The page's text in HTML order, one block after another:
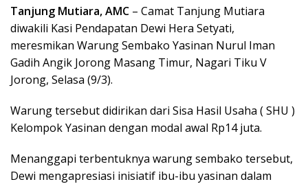
Tanjung Mutiara, AMC – Camat Tanjung Mutiara
diwakili Kasi Pendapatan Dewi Hera Setyati,
meresmikan Warung Sembako Yasinan Nurul Iman
Gadih Angik Jorong Masang Timur, Nagari Tiku V
Jorong, Selasa (9/3).
Warung tersebut didirikan dari Sisa Hasil Usaha ( SHU )
Kelompok Yasinan dengan modal awal Rp14 juta.
Menanggapi terbentuknya warung sembako tersebut,
Dewi mengapresiasi inisiatif ibu-ibu yasinan dalam